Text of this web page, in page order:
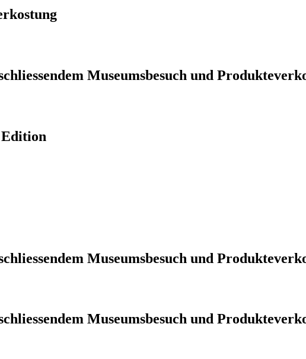
Museumsbesuch und
Museumsbesuch und
Museumsbesuch und